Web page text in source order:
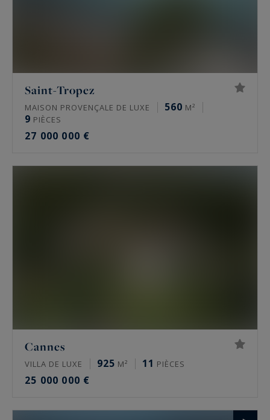
Saint-Tropez
MAISON PROVENÇALE DE LUXE 560 M²
9 PIÈCES
27 000 000 €
Cannes
VILLA DE LUXE 925 M² 11 PIÈCES
25 000 000 €